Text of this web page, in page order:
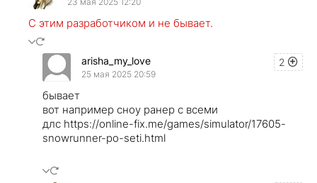
С этим разработчиком и не бывает.
2
arisha_my_love
25 мая 2025 20:59
бывает
вот например сноу ранер с всеми
длс https://online-fix.me/games/simulator/17605-
snowrunner-po-seti.html